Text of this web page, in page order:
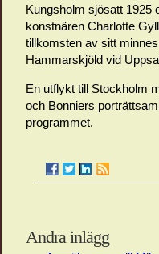
Kungsholm sjösatt 1925
konstnären Charlotte
tillkomsten av sitt
Hammarskjöld vid
En utflykt till Stockholm
och Bonniers
programmet.
Andra inlägg